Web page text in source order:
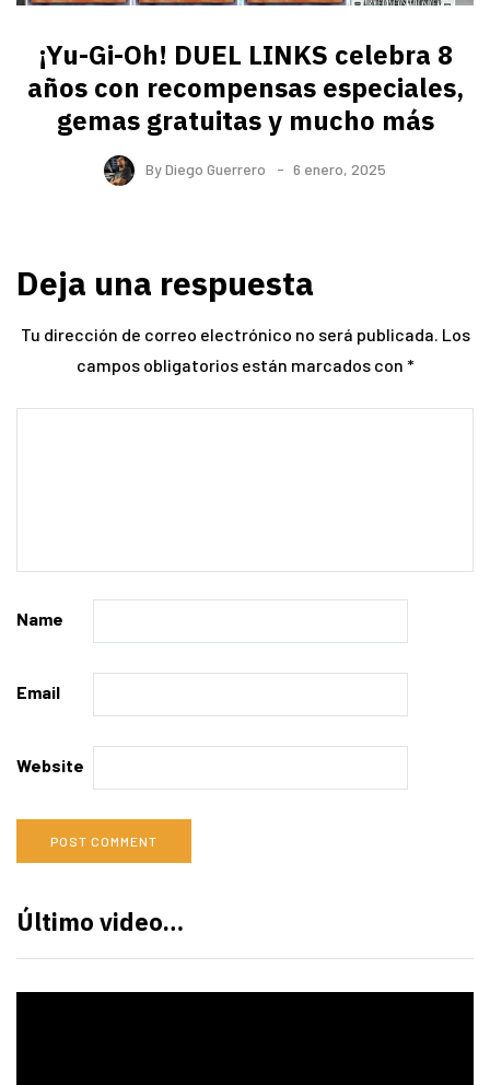
¡Yu-Gi-Oh! DUEL LINKS celebra 8
años con recompensas especiales,
gemas gratuitas y mucho más
ByDiego Guerrero 6 enero, 2025
Deja una respuesta
Tu dirección de correo electrónico no será publicada. Los
campos obligatorios están marcados con *
Name
Email
Website
Último video…